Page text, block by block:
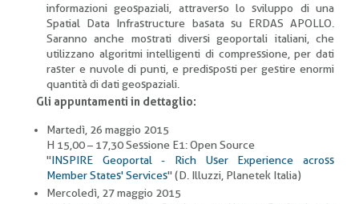
informazioni geospaziali, attraverso lo sviluppo di una
Spatial Data Infrastructure basata su ERDAS APOLLO.
Saranno anche mostrati diversi geoportali italiani, che
utilizzano algoritmi intelligenti di compressione, per dati
raster e nuvole di punti, e predisposti per gestire enormi
quantità di dati geospaziali.
Gli appuntamenti in dettaglio:
Martedì, 26 maggio 2015
H 15,00 – 17,30 Sessione E1: Open Source
"INSPIRE Geoportal - Rich User Experience across
Member States' Services" (D. Illuzzi, Planetek Italia)
Mercoledì, 27 maggio 2015